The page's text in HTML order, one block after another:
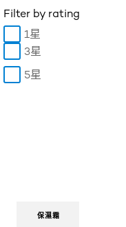
Filter by rating
1星
3星
5星
保濕霜